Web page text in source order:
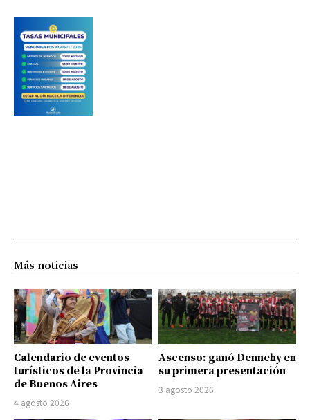
Más noticias
Calendario de eventos
turísticos de la Provincia
de Buenos Aires
4 agosto 2026
Ascenso: ganó Dennehy en
su primera presentación
3 agosto 2026